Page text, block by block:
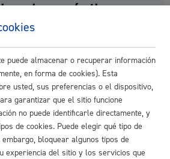
radar móvil
planificada para hoy.
puede almacenar o recuperar información
en forma de cookies). Esta
usted, sus preferencias o el dispositivo,
garantizar que el sitio funcione
no puede identificarle directamente, y
de cookies. Puede elegir qué tipo de
bloquear algunos tipos de
experiencia del sitio y los servicios que